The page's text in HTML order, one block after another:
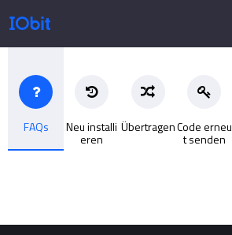
Produkte
Sale
FAQs Neu installi
eren
ÜbertragenCode erneu
t senden